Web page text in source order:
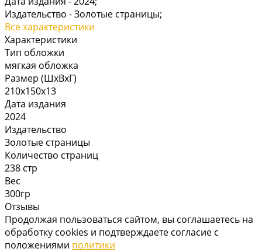
Издательство -Золотые страницы;
Все характеристики
Характеристики
Тип обложки
мягкая обложка
Размер (ШхВхГ)
210х150х13
Дата издания
2024
Издательство
Золотые страницы
Количество страниц
238 стр
Вес
300гр
Отзывы
Продолжая пользоваться сайтом, вы соглашаетесь на
обработку cookies и подтверждаете согласие с
положениями политики